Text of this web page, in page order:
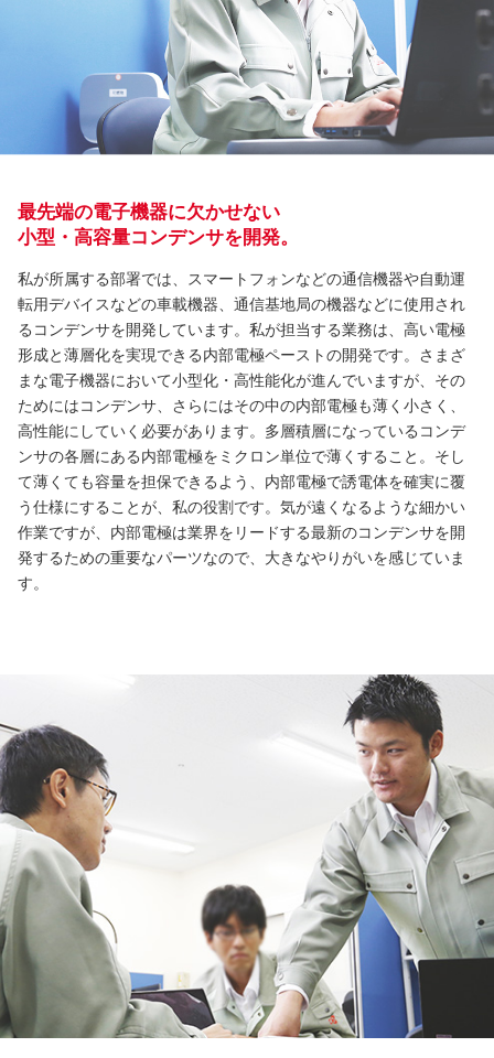
最先端の電子機器に欠かせない
小型・高容量コンデンサを開発。
私が所属する部署では、スマートフォンなどの通信機器や自動運
転用デバイスなどの車載機器、通信基地局の機器などに使用され
るコンデンサを開発しています。私が担当する業務は、高い電極
形成と薄層化を実現できる内部電極ペーストの開発です。さまざ
まな電子機器において小型化・高性能化が進んでいますが、その
ためにはコンデンサ、さらにはその中の内部電極も薄く小さく、
高性能にしていく必要があります。多層積層になっているコンデ
ンサの各層にある内部電極をミクロン単位で薄くすること。そし
て薄くても容量を担保できるよう、内部電極で誘電体を確実に覆
う仕様にすることが、私の役割です。気が遠くなるような細かい
作業ですが、内部電極は業界をリードする最新のコンデンサを開
発するための重要なパーツなので、大きなやりがいを感じていま
す。